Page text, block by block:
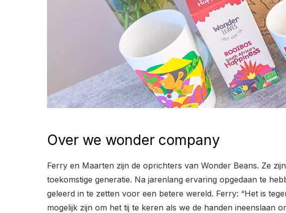
Over we wonder company
Ferry en Maarten zijn de oprichters van Wonder Beans. Ze
toekomstige generatie. Na jarenlang ervaring opgedaan te
geleerd in te zetten voor een betere wereld. Ferry: “Het is
mogelijk zijn om het tij te keren als we de handen ineenslaan